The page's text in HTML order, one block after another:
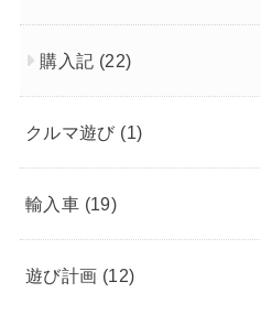
購入記 (22)
クルマ遊び (1)
輸入車 (19)
遊び計画 (12)